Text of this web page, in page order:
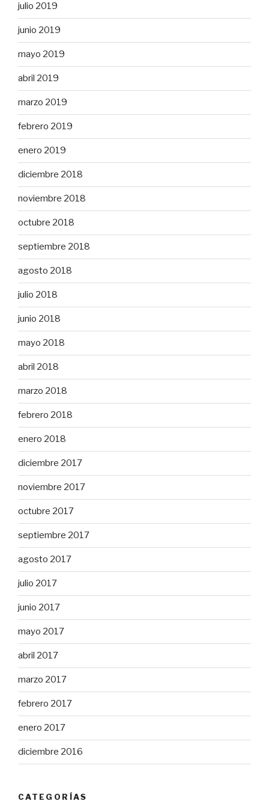
julio 2019
junio 2019
mayo 2019
abril 2019
marzo 2019
febrero 2019
enero 2019
diciembre 2018
noviembre 2018
octubre 2018
septiembre 2018
agosto 2018
julio 2018
junio 2018
mayo 2018
abril 2018
marzo 2018
febrero 2018
enero 2018
diciembre 2017
noviembre 2017
octubre 2017
septiembre 2017
agosto 2017
julio 2017
junio 2017
mayo 2017
abril 2017
marzo 2017
febrero 2017
enero 2017
diciembre 2016
CATEGORÍAS